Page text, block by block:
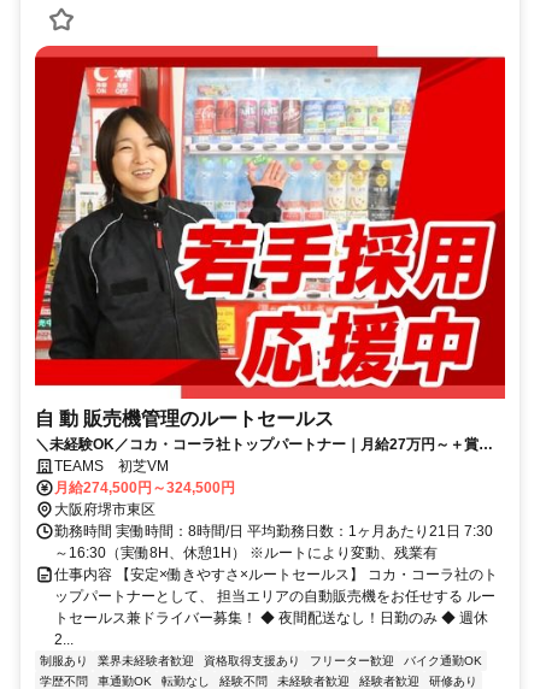
自 動 販売機管理のルートセールス
＼未経験OK／コカ・コーラ社トップパートナー｜月給27万円～＋賞与
年2回＋週休2日＋日勤｜運転＋コツコツ提案で“売れる自販機”を育てる
ルートセールス
TEAMS 初芝VM
月給274,500円～324,500円
大阪府堺市東区
勤務時間 実働時間：8時間/日 平均勤務日数：1ヶ月あたり21日 7:30
～16:30（実働8H、休憩1H） ※ルートにより変動、残業有
仕事内容 【安定×働きやすさ×ルートセールス】 コカ・コーラ社のト
ップパートナーとして、 担当エリアの自動販売機をお任せする ルー
トセールス兼ドライバー募集！ ◆ 夜間配送なし！日勤のみ ◆ 週休
2...
制服あり 業界未経験者歓迎 資格取得支援あり フリーター歓迎
バイク通勤OK
学歴不問
車通勤OK 転勤なし 経験不問 未経験者歓迎 経験者歓迎
研修あり